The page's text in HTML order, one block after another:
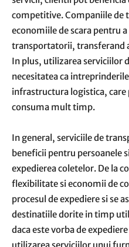
competitive. Companiile de
economiile de scara pentru
transportatorii, transferand
In plus, utilizarea serviciilor
necesitatea ca
infrastructura logistica,
consuma mult timp.
In general, serviciile de
beneficii pentru persoanele
expedierea coletelor. De la
flexibilitate si economii de
procesul de expediere si se
destinatiile dorite in timp
daca este vorba de